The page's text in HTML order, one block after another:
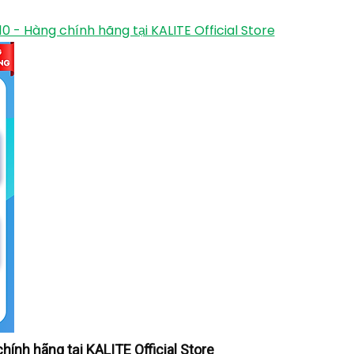
- Hàng chính hãng tại KALITE Official Store
hãng tại KALITE Official Store